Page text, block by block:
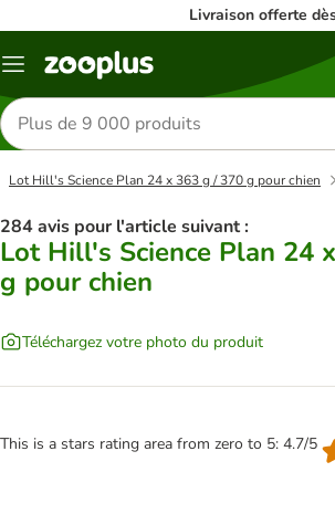
Livraison offerte
Menu
Rechercher
des
produits
Lot Hill's Science Plan 24 x 363 g / 370 g pour chien
284 avis pour l'article suivant :
Lot Hill's Science Plan 24
g pour chien
Téléchargez votre photo du produit
This is a stars rating area from zero to 5: 4.7/5